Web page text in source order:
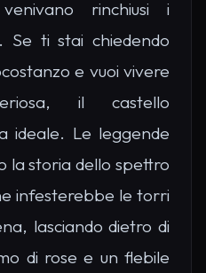
rinchiusi i
Se ti stai chiedendo
e vuoi vivere
il castello
ideale. Le leggende
la storia dello spettro
infesterebbe le torri
lasciando dietro di
di rose e un flebile